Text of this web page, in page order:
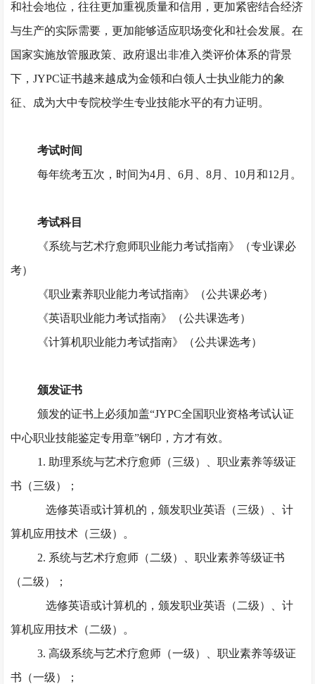
和社会地位，往往更加重视质量和信用，更加紧密结合经济
与生产的实际需要，更加能够适应职场变化和社会发展。在
国家实施放管服政策、政府退出非准入类评价体系的背景
下，JYPC证书越来越成为金领和白领人士执业能力的象
征、成为大中专院校学生专业技能水平的有力证明。
考试时间
每年统考五次，时间为4月、6月、8月、10月和12月。
考试科目
《系统与艺术疗愈师职业能力考试指南》（专业课必
考）
《职业素养职业能力考试指南》（公共课必考）
《英语职业能力考试指南》（公共课选考）
《计算机职业能力考试指南》（公共课选考）
颁发证书
颁发的证书上必须加盖“JYPC全国职业资格考试认证
中心职业技能鉴定专用章”钢印，方才有效。
1. 助理系统与艺术疗愈师（三级）、职业素养等级证
书（三级）；
选修英语或计算机的，颁发职业英语（三级）、计
算机应用技术（三级）。
2. 系统与艺术疗愈师（二级）、职业素养等级证书
（二级）；
选修英语或计算机的，颁发职业英语（二级）、计
算机应用技术（二级）。
3. 高级系统与艺术疗愈师（一级）、职业素养等级证
书（一级）；